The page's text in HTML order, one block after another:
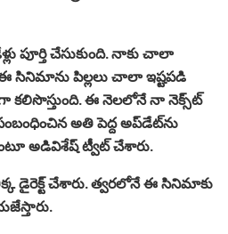
పూర్తి చేసుకుంది. నాకు చాలా
సినిమాను పిల్ల‌లు చాలా ఇష్ట‌ప‌డి
క‌లిసొస్తుంది. ఈ నెల‌లోనే నా నెక్స్‌ట్
అతి పెద్ద అప్‌డేట్‌ను
అడివిశేష్ ట్వీట్ చేశారు.
డైరెక్ట్ చేశారు. త్వరలోనే ఈ సినిమాకు